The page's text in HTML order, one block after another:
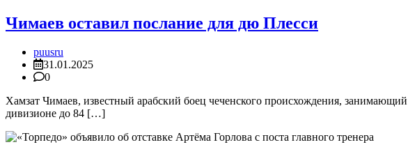
Чимаев оставил послание для дю Плесси
puusru
31.01.2025
0
Хамзат Чимаев, известный арабский боец чеченского происхождения,
дивизионе до 84 […]